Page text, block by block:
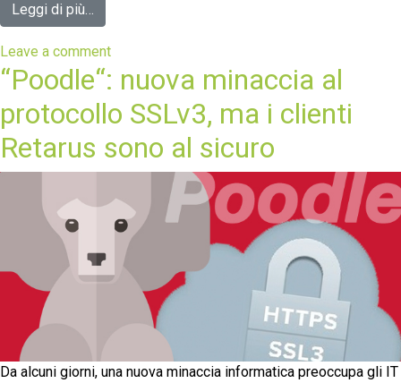
Leggi di più…
Leave a comment
“Poodle“: nuova minaccia al
protocollo SSLv3, ma i clienti
Retarus sono al sicuro
Da alcuni giorni, una nuova minaccia informatica preoccupa gli IT